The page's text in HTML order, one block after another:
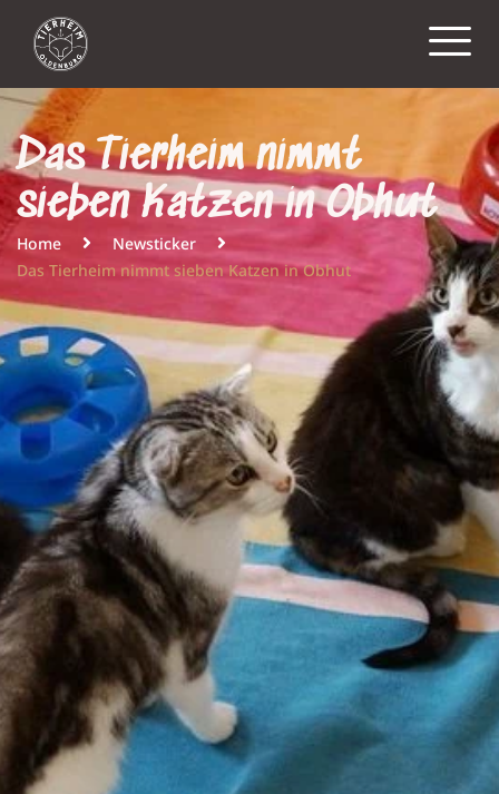
Das Tierheim nimmt
sieben Katzen in Obhut
Home
Newsticker
Das Tierheim nimmt sieben Katzen in Obhut